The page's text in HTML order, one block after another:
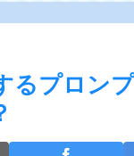
るプロン